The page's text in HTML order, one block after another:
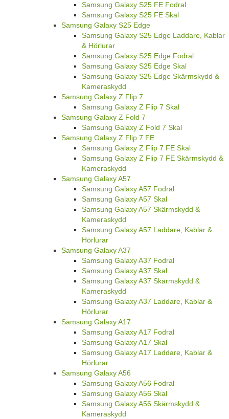
Samsung Galaxy S25 FE Fodral
Samsung Galaxy S25 FE Skal
Samsung Galaxy S25 Edge
Samsung Galaxy S25 Edge Laddare, Kablar
& Hörlurar
Samsung Galaxy S25 Edge Fodral
Samsung Galaxy S25 Edge Skal
Samsung Galaxy S25 Edge Skärmskydd &
Kameraskydd
Samsung Galaxy Z Flip 7
Samsung Galaxy Z Flip 7 Skal
Samsung Galaxy Z Fold 7
Samsung Galaxy Z Fold 7 Skal
Samsung Galaxy Z Flip 7 FE
Samsung Galaxy Z Flip 7 FE Skal
Samsung Galaxy Z Flip 7 FE Skärmskydd &
Kameraskydd
Samsung Galaxy A57
Samsung Galaxy A57 Fodral
Samsung Galaxy A57 Skal
Samsung Galaxy A57 Skärmskydd &
Kameraskydd
Samsung Galaxy A57 Laddare, Kablar &
Hörlurar
Samsung Galaxy A37
Samsung Galaxy A37 Fodral
Samsung Galaxy A37 Skal
Samsung Galaxy A37 Skärmskydd &
Kameraskydd
Samsung Galaxy A37 Laddare, Kablar &
Hörlurar
Samsung Galaxy A17
Samsung Galaxy A17 Fodral
Samsung Galaxy A17 Skal
Samsung Galaxy A17 Laddare, Kablar &
Hörlurar
Samsung Galaxy A56
Samsung Galaxy A56 Fodral
Samsung Galaxy A56 Skal
Samsung Galaxy A56 Skärmskydd &
Kameraskydd